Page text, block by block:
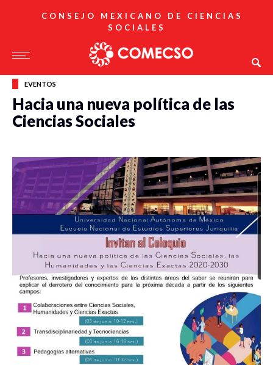
CONSEJO MEXICANO DE CIENCIAS
SOCIALES
EVENTOS
Hacia una nueva política de las
Ciencias Sociales